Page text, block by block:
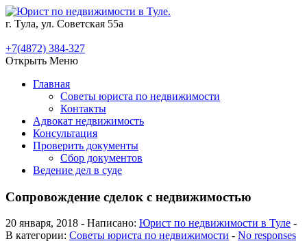
г. Тула, ул. Советская 55а
+7(4872) 384-327
Открыть Меню
Главная
Советы юриста по недвижимости
Контакты
Адвокат недвижимость
Консультация
Проверить документы
Сбор документов
Ведение дел в суде
Сопровождение сделок с недвижимостью
20 января, 2018 - Написано: Юрист по недвижимости в Туле -
В категории: Советы юриста по недвижимости - No responses